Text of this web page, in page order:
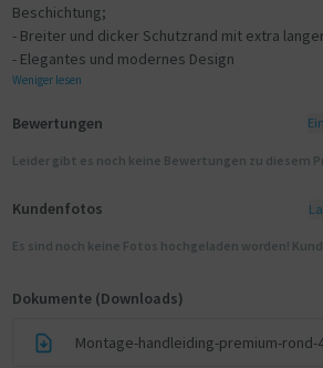
Beschichtung;
- Breiter und dicker Schutzrand mit extra
- Elegantes und modernes Design
Weniger lesen
Bewertungen
Leider gibt es noch keine Bewertungen zu diesem
Kundenfotos
Es sind noch keine Fotos hochgeladen worden!
Dokumente (Downloads)
Montage-handleiding-premium-rond-